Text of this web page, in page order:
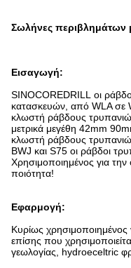
Σωλήνες
Εισαγωγή:
SINOCOREDRILL οι
κατασκευών, από WLA σε
κλωστή ράβδους
μετρικά μεγέθη 42mm
κλωστή ράβδους
BWJ και S75 οι ράβδοι
Χρησιμοποιημένος για
ποιότητα!
Εφαρμογή:
Κυρίως
επίσης που
γεωλογίας, hydroeceltric